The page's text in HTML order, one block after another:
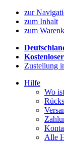
zur
zum Inhalt
zum
Zustellung
Hilfe
Wo
Alle